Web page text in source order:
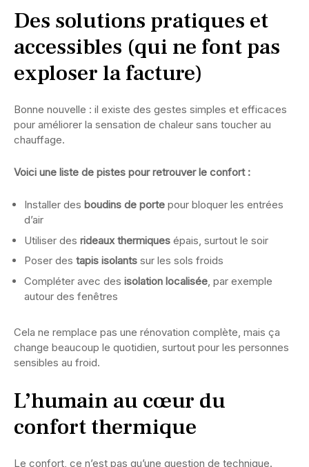
Des solutions pratiques et
accessibles (qui ne font pas
exploser la facture)
Bonne nouvelle : il existe des gestes simples et efficaces
pour améliorer la sensation de chaleur sans toucher au
chauffage.
Voici une liste de pistes pour retrouver le confort :
Installer des boudins de porte pour bloquer les entrées
d’air
Utiliser des rideaux thermiques épais, surtout le soir
Poser des tapis isolants sur les sols froids
Compléter avec des isolation localisée , par exemple
autour des fenêtres
Cela ne remplace pas une rénovation complète, mais ça
change beaucoup le quotidien, surtout pour les personnes
sensibles au froid.
L’humain au cœur du
confort thermique
Le confort, ce n’est pas qu’une question de technique.